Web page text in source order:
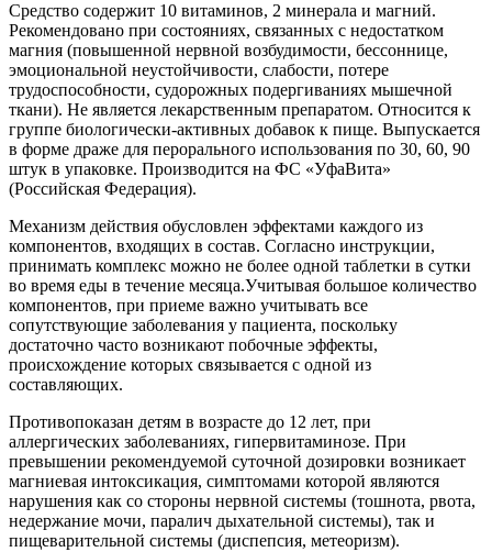
Средство содержит 10 витаминов, 2 минерала и магний.
Рекомендовано при состояниях, связанных с недостатком
магния (повышенной нервной возбудимости, бессоннице,
эмоциональной неустойчивости, слабости, потере
трудоспособности, судорожных подергиваниях мышечной
ткани). Не является лекарственным препаратом. Относится к
группе биологически-активных добавок к пище. Выпускается
в форме драже для перорального использования по 30, 60, 90
штук в упаковке. Производится на ФС «УфаВита»
(Российская Федерация).
Механизм действия обусловлен эффектами каждого из
компонентов, входящих в состав. Согласно инструкции,
принимать комплекс можно не более одной таблетки в сутки
во время еды в течение месяца.Учитывая большое количество
компонентов, при приеме важно учитывать все
сопутствующие заболевания у пациента, поскольку
достаточно часто возникают побочные эффекты,
происхождение которых связывается с одной из
составляющих.
Противопоказан детям в возрасте до 12 лет, при
аллергических заболеваниях, гипервитаминозе. При
превышении рекомендуемой суточной дозировки возникает
магниевая интоксикация, симптомами которой являются
нарушения как со стороны нервной системы (тошнота, рвота,
недержание мочи, паралич дыхательной системы), так и
пищеварительной системы (диспепсия, метеоризм).